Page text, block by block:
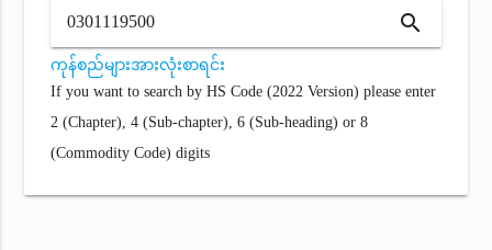
search
ကုန်စည်များအားလုံးစာရင်း
If you want to search by HS Code (2022 Version) please enter
2 (Chapter), 4 (Sub-chapter), 6 (Sub-heading) or 8
(Commodity Code) digits